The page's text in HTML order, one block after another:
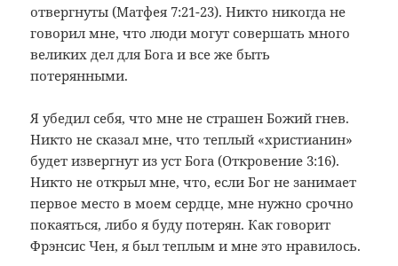
отвергнуты (Матфея 7:21-23). Никто никогда не
говорил мне, что люди могут совершать много
великих дел для Бога и все же быть
потерянными.
Я убедил себя, что мне не страшен Божий гнев.
Никто не сказал мне, что теплый «христианин»
будет извергнут из уст Бога (Откровение 3:16).
Никто не открыл мне, что, если Бог не занимает
первое место в моем сердце, мне нужно срочно
покаяться, либо я буду потерян. Как говорит
Фрэнсис Чен, я был теплым и мне это нравилось.